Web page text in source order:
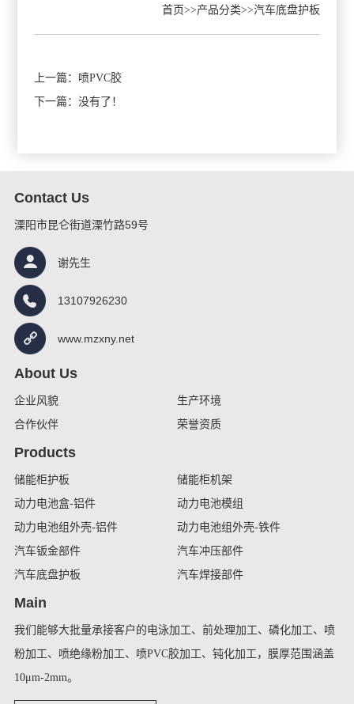
首页>>产品分类>>汽车底盘护板
上一篇： 喷PVC胶
下一篇：没有了！
Contact Us
溧阳市昆仑街道溧竹路59号
谢先生
13107926230
www.mzxny.net
About Us
企业风貌
生产环境
合作伙伴
荣誉资质
Products
储能柜护板
储能柜机架
动力电池盒-铝件
动力电池模组
动力电池组外壳-铝件
动力电池组外壳-铁件
汽车钣金部件
汽车冲压部件
汽车底盘护板
汽车焊接部件
Main
我们能够大批量承接客户的电泳加工、前处理加工、磷化加工、喷
粉加工、喷绝缘粉加工、喷PVC胶加工、钝化加工，膜厚范围涵盖
10μm-2mm。